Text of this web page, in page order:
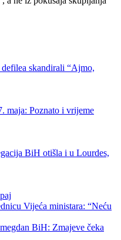
skandirali “Ajmo,
maja: Poznato i vrijeme
BiH otišla i u Lourdes,
Vijeća ministara: “Neću
BiH: Zmajeve čeka